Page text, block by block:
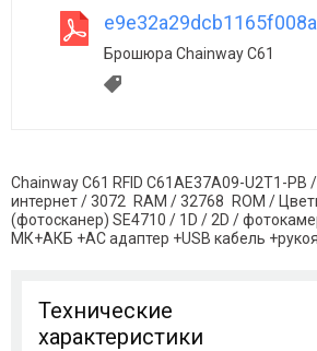
Брошюра Chainway C61
Chainway C61 RFID C61AE37A09-U2T1-
интернет / 3072 RAM / 32768 ROM /
(фотосканер) SE4710 / 1D / 2D /
МК+АКБ +АС адаптер +USB кабель
Технические
характеристики